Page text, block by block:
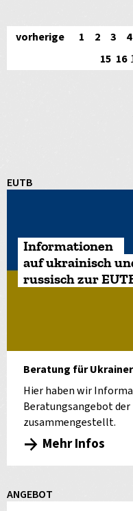
vorherige 1 2 3 4
15 16
EUTB
Informationen
auf ukrainisch
russisch zur
Beratung für
Hier haben wir
Beratungsangebot der
zusammengestellt.
Mehr Infos
ANGEBOT